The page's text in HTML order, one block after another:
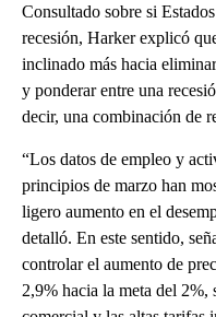
Consultado sobre si
recesión, Harker explicó
inclinado más hacia
y ponderar entre una
decir, una combinación de
“Los datos de empleo y
principios de marzo han
ligero aumento en el
detalló. En este sentido,
controlar el aumento de
2,9% hacia la meta del 2%,